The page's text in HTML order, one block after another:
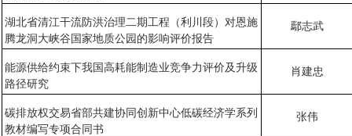
湖北省清江干流防洪治理二期工程（利川段）对恩施
腾龙洞大峡谷国家地质公园的影响评价报告
鄢志武
能源供给约束下我国高耗能制造业竞争力评价及升级
路径研究
肖建忠
碳排放权交易省部共建协同创新中心低碳经济学系列
教材编写专项合同书
张伟